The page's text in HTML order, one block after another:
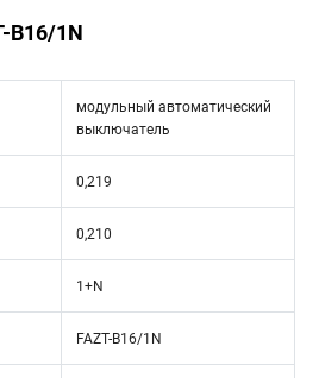
B16/1N
модульный автоматический
выключатель
0,219
0,210
1+N
FAZT-B16/1N